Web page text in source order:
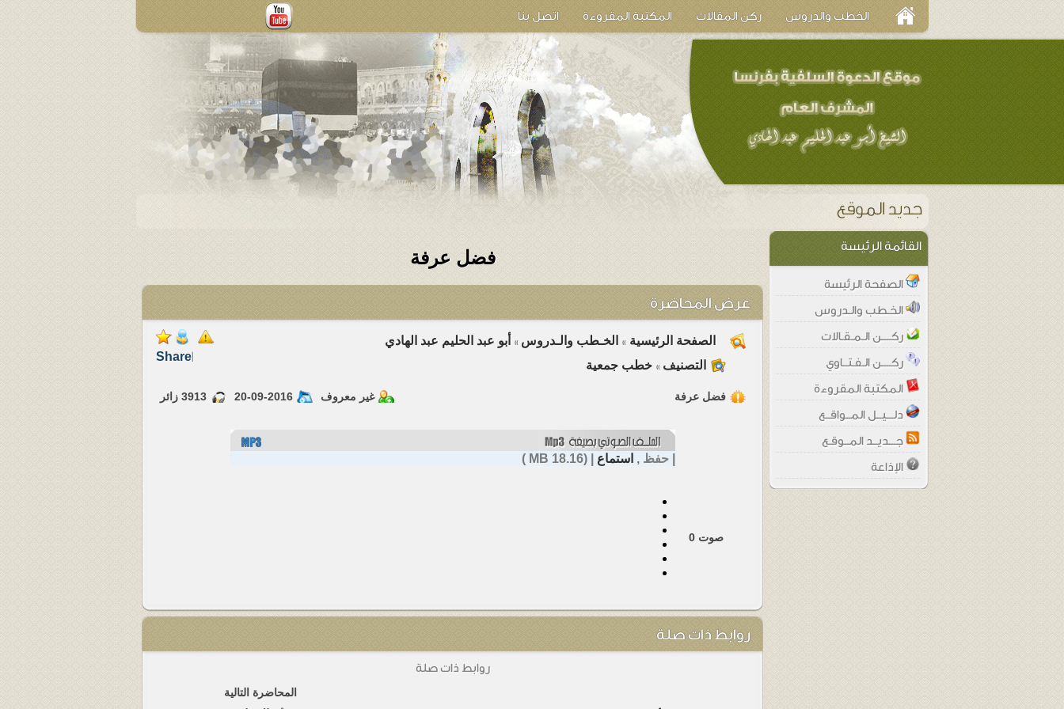
الخطب والدروس ركن المقالات المكتبة المقروءة اتصل بنا
فضل عرفة
عرض المحاضرة
الصفحة الرئيسية» الخـطب والـدروس » أبو عبد الحليم عبد الهادي
التصنيف »خطب جمعية
Share|
فضل عرفة 3913 زائر 20-09-2016 غير معروف
|حفظ , استماع | (18.16 MB )
0 صوت
روابط ذات صلة
روابط ذات صلة
المحاضرة التالية
القائمة الرئيسة
الصفحة الرئيسة
الخـطب والـدروس
ركــــن الـمـقـالات
ركــــن الـفـتــاوي
المكتبة المقروءة
دلـــيــل المــواقــع
جـــديــد المــوقـع
الإذاعة